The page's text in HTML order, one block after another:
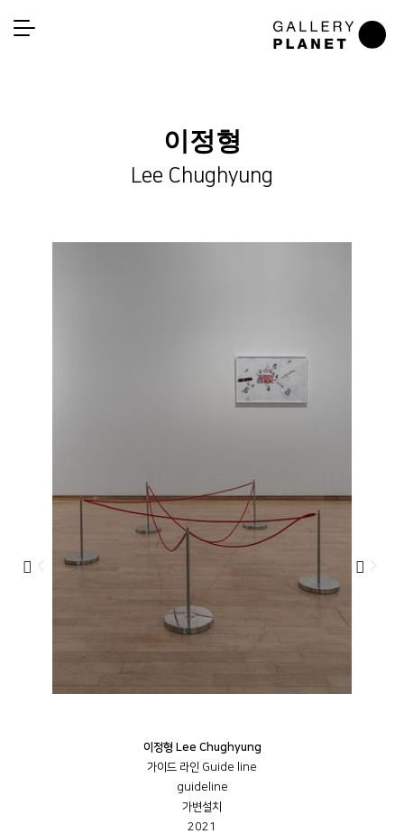
이정형
Lee Chughyung
이정형 Lee Chughyung
가이드 라인 Guide line
guideline
가변설치
2021